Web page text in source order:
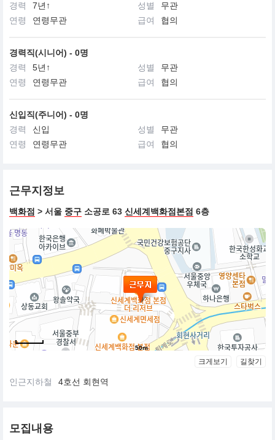
경력
7년↑ 성별
무관
연령
연령무관 급여 협의
경력직(시니어) - 0명
경력
5년↑ 성별
무관
연령
연령무관 급여 협의
신입직(주니어) - 0명
경력
신입 성별
무관
연령
연령무관 급여 협의
근무지정보
백화점 > 서울 중구 소공로 63 신세계백화점본점 6층
50m
크게보기 길찾기
인근지하철 4호선 회현역
모집내용